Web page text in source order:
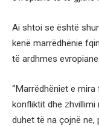
Ai shtoi se është
kenë marrëdhënie
të ardhmes evropiane.
“Marrëdhëniet e
konfliktit dhe zhvillimi
duhet të na çojnë